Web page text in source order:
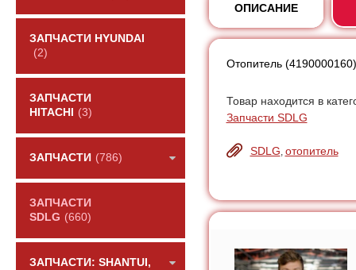
ЗАПЧАСТИ HYUNDAI
(2)
ЗАПЧАСТИ
HITACHI
(3)
ЗАПЧАСТИ (786)
ЗАПЧАСТИ
SDLG (660)
ЗАПЧАСТИ: SHANTUI,
ОПИСАНИЕ
Отопитель
Товар находится в
Запчасти SDLG
SDLG отопитель